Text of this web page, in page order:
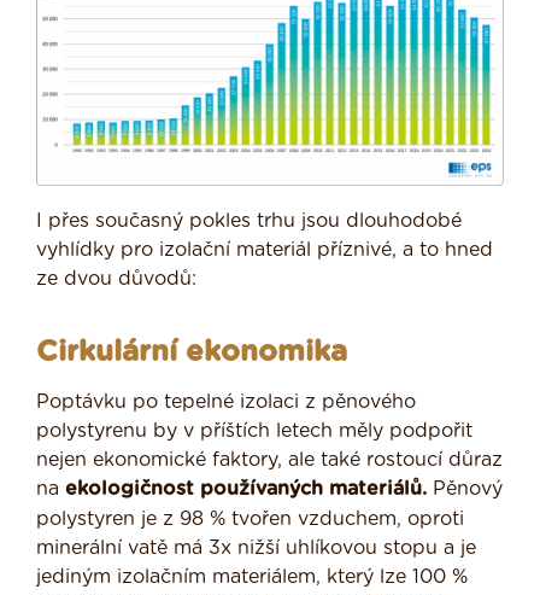
I přes současný pokles trhu jsou dlouhodobé
vyhlídky pro izolační materiál příznivé, a to hned
ze dvou důvodů:
Cirkulární ekonomika
Poptávku po tepelné izolaci z pěnového
polystyrenu by v příštích letech měly podpořit
nejen ekonomické faktory, ale také rostoucí důraz
na ekologičnost používaných materiálů. Pěnový
polystyren je z 98 % tvořen vzduchem, oproti
minerální vatě má 3x nižší uhlíkovou stopu a je
jediným izolačním materiálem, který lze 100 %